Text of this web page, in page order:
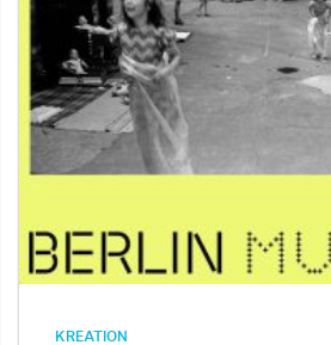
KREATION